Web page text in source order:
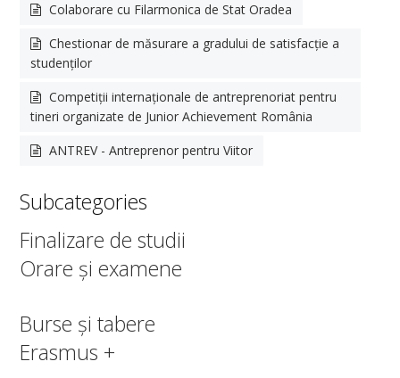
Colaborare cu Filarmonica de Stat Oradea
Chestionar de măsurare a gradului de satisfacție a
studenților
Competiții internaționale de antreprenoriat pentru
tineri organizate de Junior Achievement România
ANTREV - Antreprenor pentru Viitor
Subcategories
Finalizare de studii
Orare și examene
Burse și tabere
Erasmus +